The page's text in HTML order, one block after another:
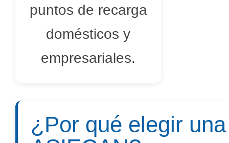
puntos de recarga
domésticos y
empresariales.
¿Por qué elegir